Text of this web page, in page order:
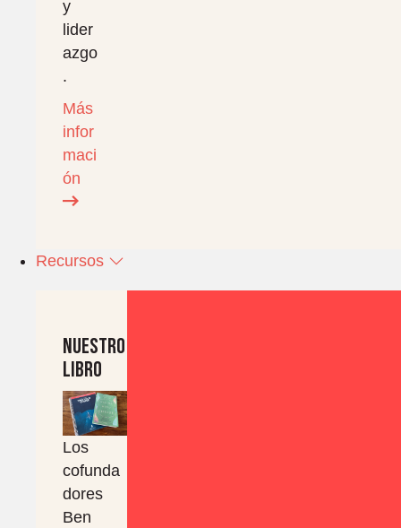
y
lider
azgo
.
Más
infor
maci
ón
Recursos
Nuestro
libro
Los
cofunda
dores
Ben